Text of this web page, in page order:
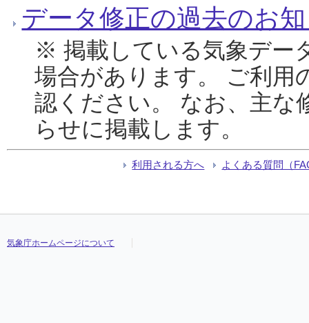
データ修正の過去のお
※ 掲載している気象デー
場合があります。 ご利用
認ください。 なお、主な
らせに掲載します。
利用される方へ よくある質問（
気象庁ホームページについて